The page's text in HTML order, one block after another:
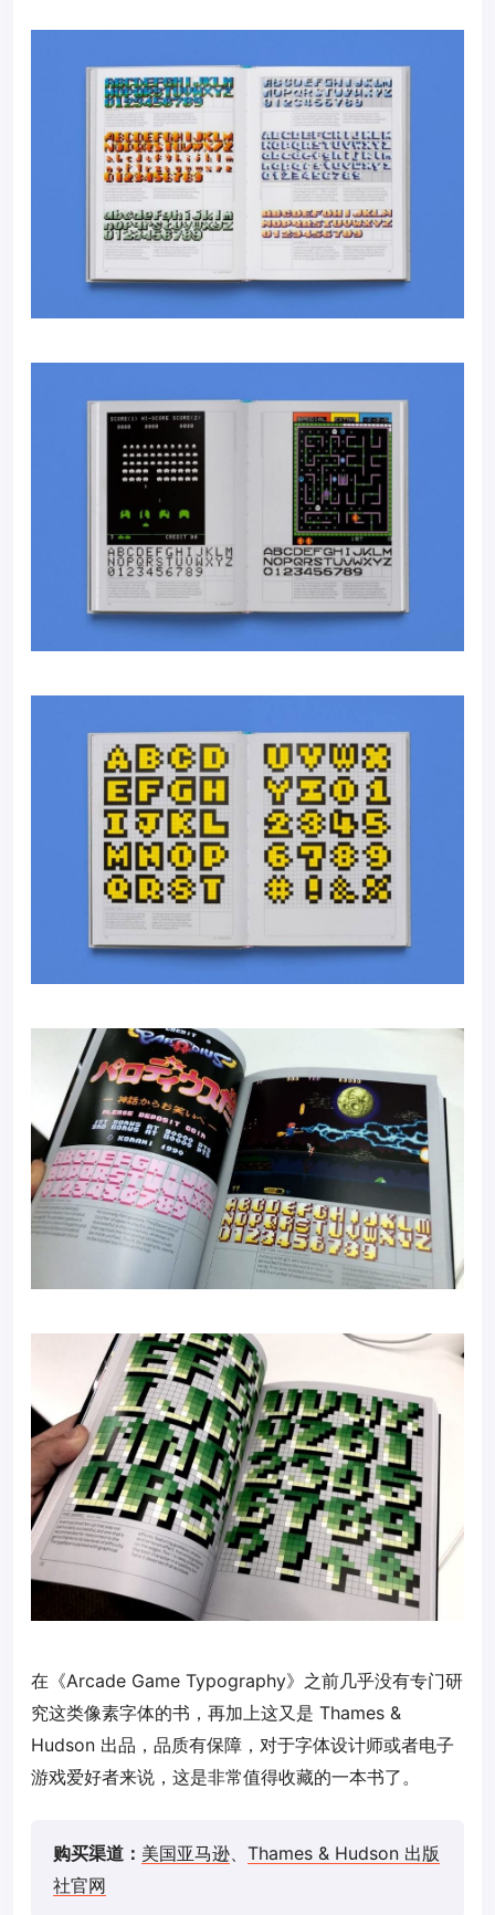
在《Arcade Game Typography》之前几乎没有专门研
究这类像素字体的书，再加上这又是 Thames &
Hudson 出品，品质有保障，对于字体设计师或者电子
游戏爱好者来说，这是非常值得收藏的一本书了。
购买渠道： 美国亚马逊、 Thames & Hudson 出版
社官网